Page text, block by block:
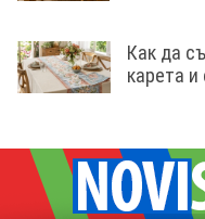
Как да
карета и